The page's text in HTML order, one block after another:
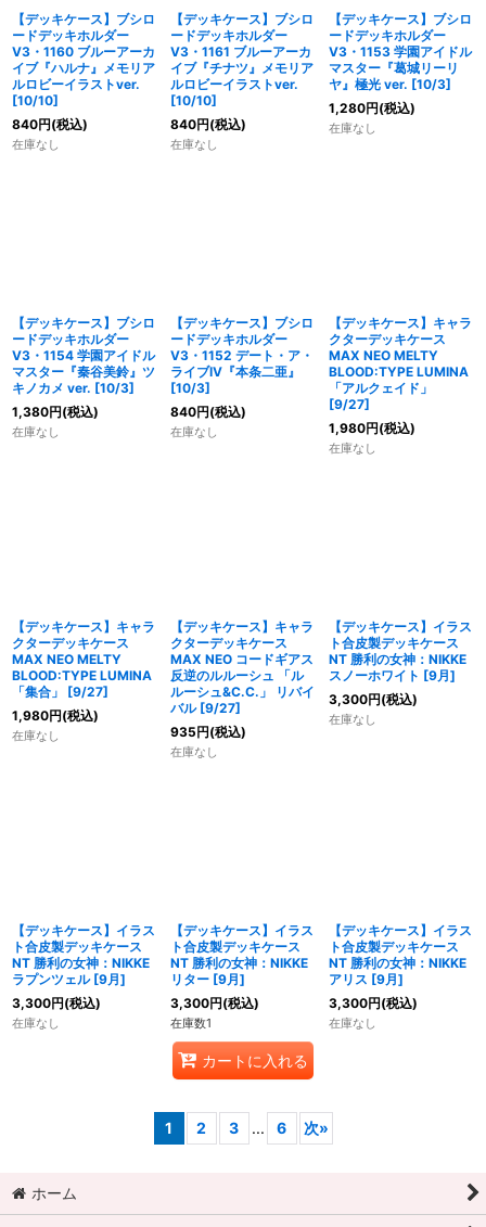
【デッキケース】ブシロ
ードデッキホルダー
V3・1160 ブルーアーカ
イブ『ハルナ』メモリア
ルロビーイラストver.
[10/10]
840円(税込)
在庫なし
【デッキケース】ブシロ
ードデッキホルダー
V3・1161 ブルーアーカ
イブ『チナツ』メモリア
ルロビーイラストver.
[10/10]
840円(税込)
在庫なし
【デッキケース】ブシロ
ードデッキホルダー
V3・1153 学園アイドル
マスター『葛城リーリ
ヤ』極光 ver. [10/3]
1,280円(税込)
在庫なし
【デッキケース】ブシロ
ードデッキホルダー
V3・1154 学園アイドル
マスター『秦谷美鈴』ツ
キノカメ ver. [10/3]
1,380円(税込)
在庫なし
【デッキケース】ブシロ
ードデッキホルダー
V3・1152 デート・ア・
ライブIV『本条二亜』
[10/3]
840円(税込)
在庫なし
【デッキケース】キャラ
クターデッキケース
MAX NEO MELTY
BLOOD:TYPE LUMINA
「アルクェイド」
[9/27]
1,980円(税込)
在庫なし
【デッキケース】キャラ
クターデッキケース
MAX NEO MELTY
BLOOD:TYPE LUMINA
「集合」 [9/27]
1,980円(税込)
在庫なし
【デッキケース】キャラ
クターデッキケース
MAX NEO コードギアス
反逆のルルーシュ 「ル
ルーシュ&C.C.」 リバイ
バル [9/27]
935円(税込)
在庫なし
【デッキケース】イラス
ト合皮製デッキケース
NT 勝利の女神：NIKKE
スノーホワイト [9月]
3,300円(税込)
在庫なし
【デッキケース】イラス
ト合皮製デッキケース
NT 勝利の女神：NIKKE
ラプンツェル [9月]
3,300円(税込)
在庫なし
【デッキケース】イラス
ト合皮製デッキケース
NT 勝利の女神：NIKKE
リター [9月]
3,300円(税込)
在庫数1
カートに入れる
【デッキケース】イラス
ト合皮製デッキケース
NT 勝利の女神：NIKKE
アリス [9月]
3,300円(税込)
在庫なし
1 2 3 ... 6 次»
ホーム